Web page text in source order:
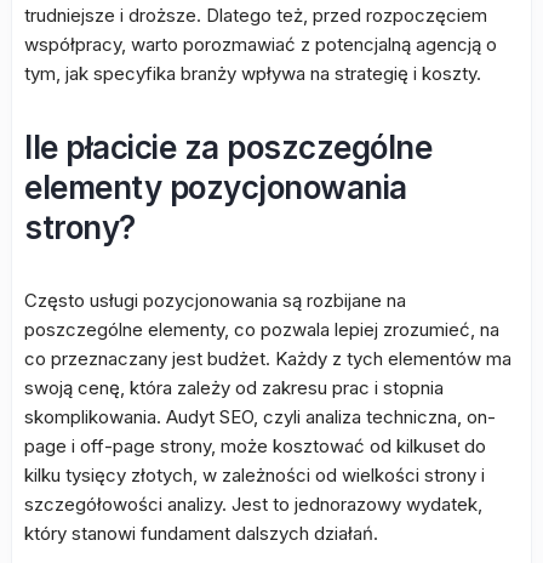
trudniejsze i droższe. Dlatego też, przed rozpoczęciem
współpracy, warto porozmawiać z potencjalną agencją o
tym, jak specyfika branży wpływa na strategię i koszty.
Ile płacicie za poszczególne
elementy pozycjonowania
strony?
Często usługi pozycjonowania są rozbijane na
poszczególne elementy, co pozwala lepiej zrozumieć, na
co przeznaczany jest budżet. Każdy z tych elementów ma
swoją cenę, która zależy od zakresu prac i stopnia
skomplikowania. Audyt SEO, czyli analiza techniczna, on-
page i off-page strony, może kosztować od kilkuset do
kilku tysięcy złotych, w zależności od wielkości strony i
szczegółowości analizy. Jest to jednorazowy wydatek,
który stanowi fundament dalszych działań.